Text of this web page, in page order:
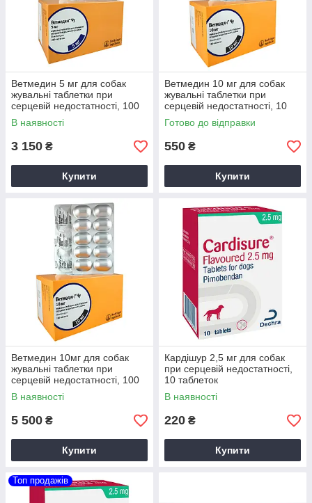
Ветмедин 5 мг для собак
жувальні таблетки при
серцевій недостатності, 100
таблеток
В наявності
3 150 ₴
Купити
Ветмедин 10 мг для собак
жувальні таблетки при
серцевій недостатності, 10
таблеток
Готово до відправки
550 ₴
Купити
Ветмедин 10мг для собак
жувальні таблетки при
серцевій недостатності, 100
таблеток
В наявності
5 500 ₴
Купити
Кардішур 2,5 мг для собак
при серцевій недостатності,
10 таблеток
В наявності
220 ₴
Купити
Топ продажів